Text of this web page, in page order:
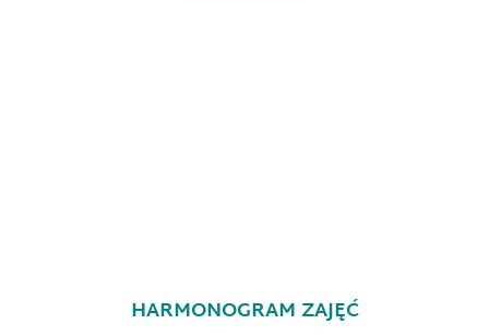
HARMONOGRAM ZAJĘĆ